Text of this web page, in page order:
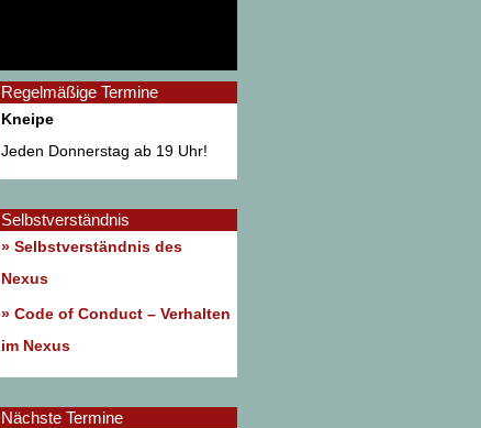
Regelmäßige Termine
Kneipe
Jeden Donnerstag ab 19 Uhr!
Selbstverständnis
» Selbstverständnis des
Nexus
» Code of Conduct – Verhalten
im Nexus
Nächste Termine